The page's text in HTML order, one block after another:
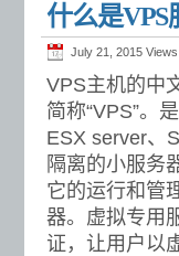
什么是VPS
July 21, 2015 Views
VPS主机的中
简称“VPS”。
ESX server、
隔离的小服务
它的运行和管
器。虚拟专用
证，让用户以